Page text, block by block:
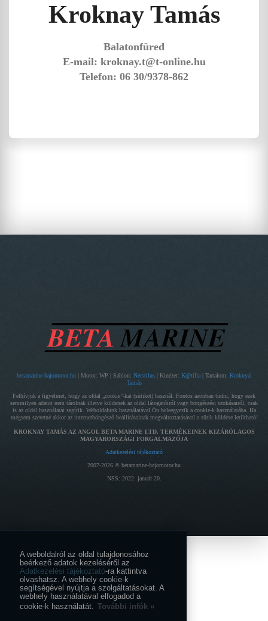
A weboldalról az oldal tulajdonosához
beérkező adatok kezeléséről az
Adatkezelési tájékoztató-ra kattintva
olvashatsz. A webhely cookie-k
segítségével nyújtja a szolgáltatásokat. A
webhely használatával elfogadod a
cookie-k használatát. További infók »
Kroknay Tamás
Balatonfüred
E-mail: kroknay.t@t-online.hu
Telefon: 06 30/9378-862
betamarine-hajomotor.hu | Motor: WP | Sablon: Netstilus | Kinézet: K@tilla | Tartalom: Kroknyai
Tamás
Felhívjuk a figyelmet, hogy az oldal „cookie”-kat (sütiket) használ. Fontos azonban tudni, hogy ezek
semmilyen adatot nem tárolnak illetve küldenek az oldal látogatóiról vagy böngészési szokásairól, csak
is az oldal használatát segítik. Weboldalunk használatával Ön beleegyezik a cookie-k használatába. Ha
mégsem szeretné akkor az internetböngésző beállításainak megváltoztatásával a sütik küldése letiltható!
KROKNAY TAMÁS AZ ANGOL BETA MARINE LTD. TERMÉKEINEK KIZÁRÓLAGOS
MAGYARORSZÁGI FORGALMAZÓJA
Adatkezelési tájékoztató
2007-2026 © betamarine-hajomotor.hu
NSS: 2022. január 20.